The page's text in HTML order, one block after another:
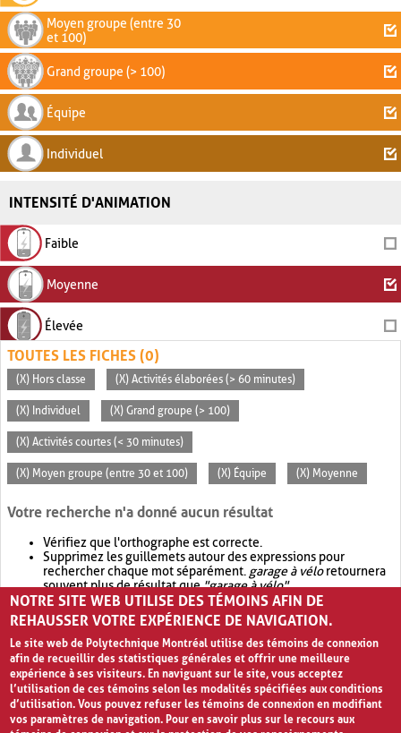
Moyen groupe (entre 30
et 100)
Grand groupe (> 100)
Équipe
Individuel
INTENSITÉ D'ANIMATION
Faible
Moyenne
Élevée
TOUTES LES FICHES (0)
(X) Hors classe (X) Activités élaborées (> 60 minutes)
(X) Individuel (X) Grand groupe (> 100)
(X) Activités courtes (< 30 minutes)
(X) Moyen groupe (entre 30 et 100) (X) Équipe (X) Moyenne
Votre recherche n'a donné aucun résultat
Vérifiez que l'orthographe est correcte.
Supprimez les guillemets autour des expressions pour
rechercher chaque mot séparément. garage à véloretournera
souvent plus de résultat que"garage à vélo".
Envisagez d'élargir votre recherche avec OR.garage OR vélo
retournera souvent plus de résultat quegarage à vélo
NOTRE SITE WEB UTILISE DES TÉMOINS AFIN DE
REHAUSSER VOTRE EXPÉRIENCE DE NAVIGATION.
Le site web de Polytechnique Montréal utilise des témoins de connexion
afin de recueillir des statistiques générales et offrir une meilleure
expérience à ses visiteurs. En naviguant sur le site, vous acceptez
l’utilisation de ces témoins selon les modalités spécifiées aux conditions
d’utilisation. Vous pouvez refuser les témoins de connexion en modifiant
vos paramètres de navigation. Pour en savoir plus sur le recours aux